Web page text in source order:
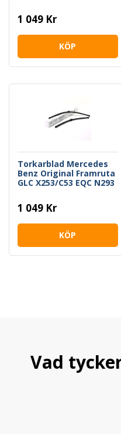
1 049 Kr
KÖP
Torkarblad Mercedes
Benz Original Framruta
GLC X253/C53 EQC N293
1 049 Kr
KÖP
Vad